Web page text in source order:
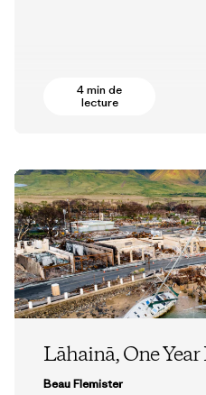
4 min de
lecture
Lāhainā, One
Beau Flemister